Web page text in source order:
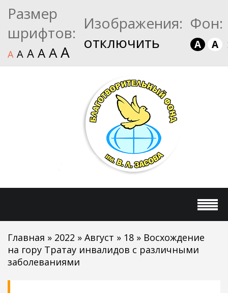
Размер
шрифтов:
A A A A AA
Изображения:
отключить
Фон:
A A
Главная » 2022 » Август » 18 » Восхождение
на гору Тратау инвалидов с различными
заболеваниями